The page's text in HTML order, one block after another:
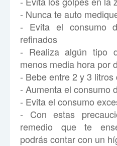
- Nunca te auto
- Evita el consumo
refinados
- Realiza algún tipo
menos media hora por
- Bebe entre 2 y 3
- Aumenta el consumo
- Evita el consumo
- Con estas
remedio que te
podrás contar con un